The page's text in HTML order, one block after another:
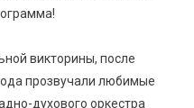
викторины, после
прозвучали любимые
духового оркестра